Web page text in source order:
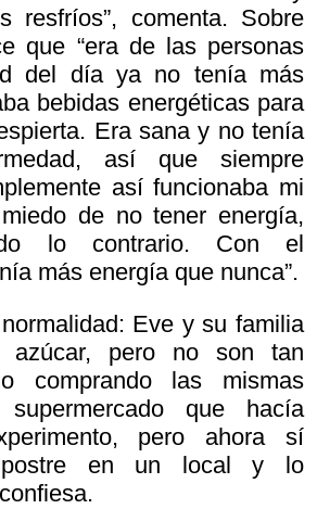
resfríos”, comenta. Sobre
que “era de las personas
del día ya no tenía más
bebidas energéticas para
Era sana y no tenía
así que siempre
así funcionaba mi
de no tener energía,
lo contrario. Con el
más energía que nunca”.
Eve y su familia
azúcar, pero no son tan
comprando las mismas
que hacía
pero ahora sí
postre en un local y lo